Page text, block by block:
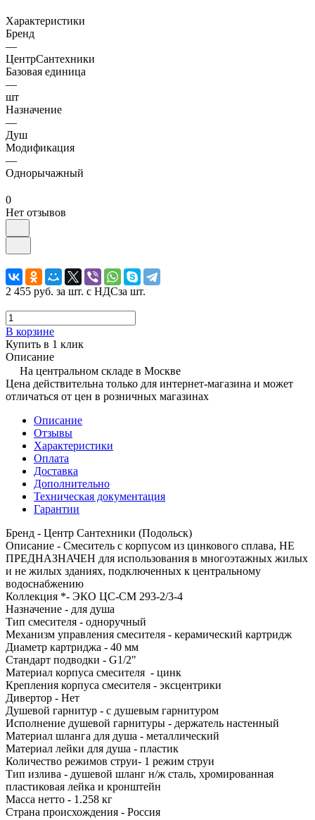
Характеристики
Бренд
—
ЦентрСантехники
Базовая единица
—
шт
Назначение
—
Душ
Модификация
—
Однорычажный
0
Нет отзывов
2 455 руб. за шт. с НДСза шт.
В корзине
Купить в 1 клик
Описание
На центральном складе в Москве
Цена действительна только для интернет-магазина и может
отличаться от цен в розничных магазинах
Описание
Отзывы
Характеристики
Оплата
Доставка
Дополнительно
Техническая документация
Гарантии
Бренд - Центр Сантехники (Подольск)
Описание - Смеситель с корпусом из цинкового сплава, НЕ
ПРЕДНАЗНАЧЕН для использования в многоэтажных жилых
и не жилых зданиях, подключенных к центральному
водоснабжению
Коллекция *- ЭКО ЦС-СМ 293-2/3-4
Назначение - для душа
Тип смесителя - одноручный
Механизм управления смесителя - керамический картридж
Диаметр картриджа - 40 мм
Стандарт подводки - G1/2"
Материал корпуса смесителя - цинк
Крепления корпуса смесителя - эксцентрики
Дивертор - Нет
Душевой гарнитур - с душевым гарнитуром
Исполнение душевой гарнитуры - держатель настенный
Материал шланга для душа - металлический
Материал лейки для душа - пластик
Количество режимов струи- 1 режим струи
Тип излива - душевой шланг н/ж сталь, хромированная
пластиковая лейка и кронштейн
Масса нетто - 1.258 кг
Страна происхождения - Россия